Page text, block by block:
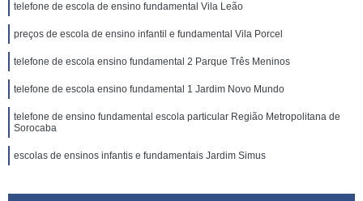
telefone de escola de ensino fundamental Vila Leão
preços de escola de ensino infantil e fundamental Vila Porcel
telefone de escola ensino fundamental 2 Parque Três Meninos
telefone de escola ensino fundamental 1 Jardim Novo Mundo
telefone de ensino fundamental escola particular Região Metropolitana de
Sorocaba
escolas de ensinos infantis e fundamentais Jardim Simus